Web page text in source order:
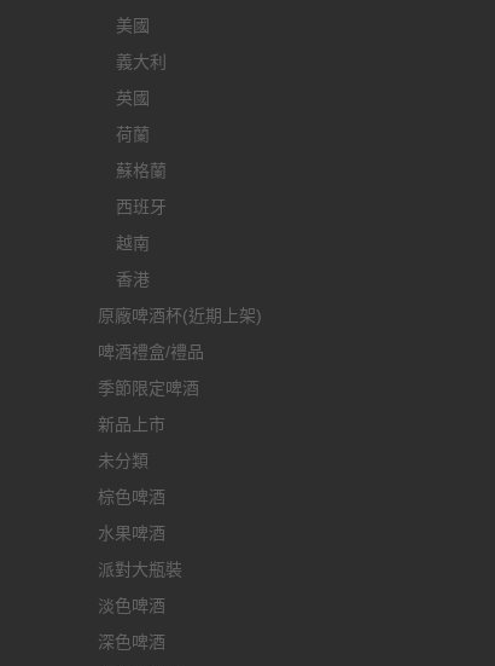
美國
義大利
英國
荷蘭
蘇格蘭
西班牙
越南
香港
原廠啤酒杯(近期上架)
啤酒禮盒/禮品
季節限定啤酒
新品上市
未分類
棕色啤酒
水果啤酒
派對大瓶裝
淡色啤酒
深色啤酒